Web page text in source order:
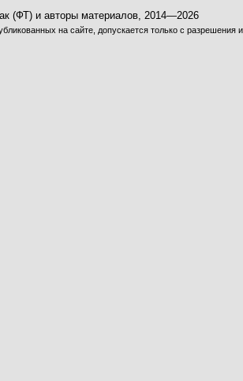
(ФТ) и авторы материалов, 2014—2026
на сайте, допускается только с разрешения